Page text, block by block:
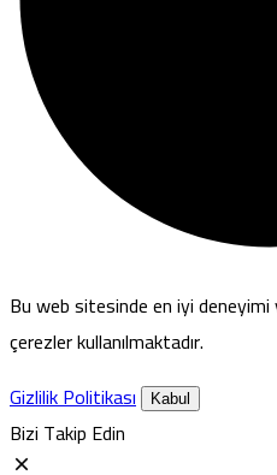
Bu web sitesinde en iyi deneyimi
çerezler kullanılmaktadır.
Gizlilik Politikası
Kabul
Bizi Takip Edin